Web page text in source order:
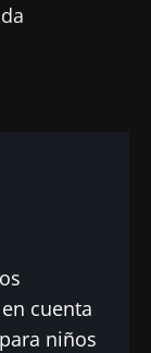
cuenta
niños